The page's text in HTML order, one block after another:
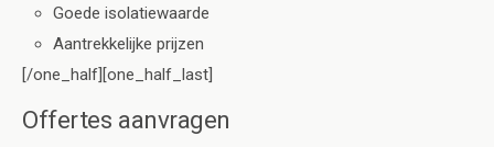
Goede isolatiewaarde
Aantrekkelijke prijzen
[/one_half][one_half_last]
Offertes aanvragen